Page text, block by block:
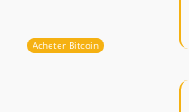
Acheter Bitcoin